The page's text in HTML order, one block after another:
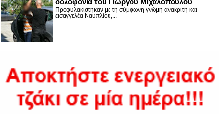
Προφυλακίστηκαν με τη σύμφωνη γνώμη ανακριτή και
εισαγγελέα Ναυπλίου,...